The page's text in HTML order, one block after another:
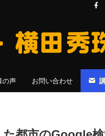
の声 お問い合わせ